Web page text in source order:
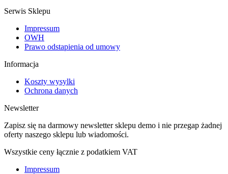
Serwis Sklepu
Impressum
OWH
Prawo odstapienia od umowy
Informacja
Koszty wysylki
Ochrona danych
Newsletter
Zapisz się na darmowy newsletter sklepu demo i nie przegap żadnej
oferty naszego sklepu lub wiadomości.
Wszystkie ceny łącznie z podatkiem VAT
Impressum